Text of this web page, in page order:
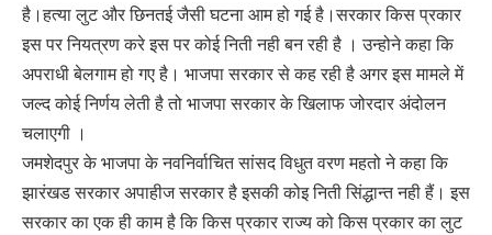
है।हत्या लुट और छिनतई जैसी घटना आम हो गई है।सरकार किस प्रकार
इस पर नियत्रण करे इस पर कोई निती नही बन रही है । उन्होने कहा कि
अपराधी बेलगाम हो गए है। भाजपा सरकार से कह रही है अगर इस मामले में
जल्द कोई निर्णय लेती है तो भाजपा सरकार के खिलाफ जोरदार अंदोलन
चलाएगी ।
जमशेदपुर के भाजपा के नवनिर्वाचित सांसद विधुत वरण महतो ने कहा कि
झारंखड सरकार अपाहीज सरकार है इसकी कोइ निती सिंद्धान्त नही हैं। इस
सरकार का एक ही काम है कि किस प्रकार राज्य को किस प्रकार का लुट